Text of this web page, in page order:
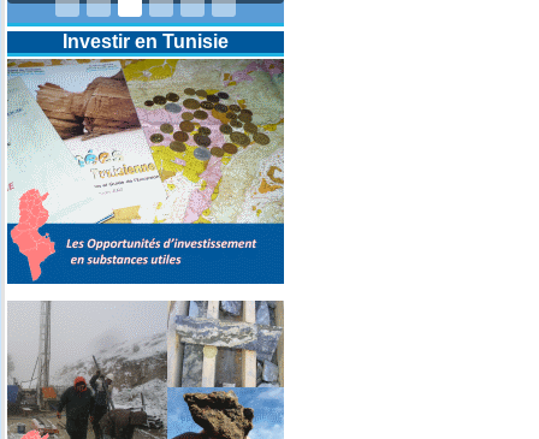
Investir en Tunisie